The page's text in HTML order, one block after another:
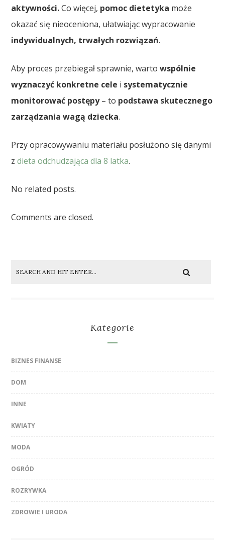
aktywności.Co więcej, pomoc dietetyka może
okazać się nieoceniona, ułatwiając wypracowanie
indywidualnych, trwałych rozwiązań.
Aby proces przebiegał sprawnie, wartowspólnie
wyznaczyć konkretne cele i systematycznie
monitorować postępy– to podstawa skutecznego
zarządzania wagą dziecka.
Przy opracowywaniu materiału posłużono się danymi
zdieta odchudzająca dla 8 latka.
No related posts.
Comments are closed.
Kategorie
BIZNES FINANSE
DOM
INNE
KWIATY
MODA
OGRÓD
ROZRYWKA
ZDROWIE I URODA